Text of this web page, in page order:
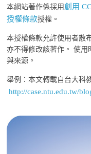
本網站著作係採用創用
授權條款授權。
本授權條款允許使用者散
亦不得修改該著作。 使用
與來源。
舉例：本文轉載自台大科
http://case.ntu.edu.tw/